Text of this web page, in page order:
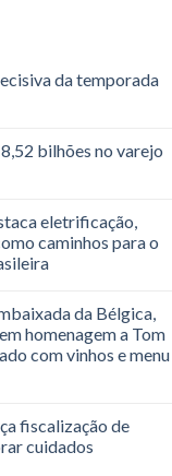
da temporada
bilhões no varejo
eletrificação,
caminhos para o
da Bélgica,
homenagem a Tom
com vinhos e menu
fiscalização de
cuidados